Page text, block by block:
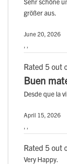
größer aus.
June 20, 2026
Rated 5 out
Buen
Desde que la
April 15, 2026
Rated 5 out
Very Happy.